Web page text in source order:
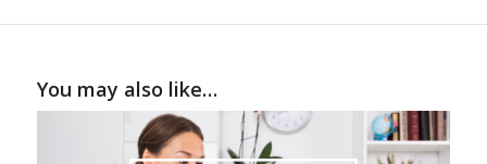
You may also like…